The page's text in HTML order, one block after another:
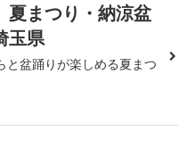
まつり・納涼盆
玉県
と盆踊りが楽しめる夏まつ